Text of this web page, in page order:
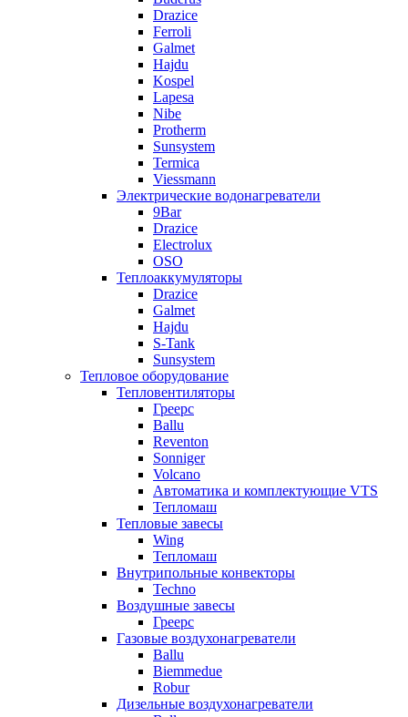
Drazice
Ferroli
Galmet
Hajdu
Kospel
Lapesa
Nibe
Protherm
Sunsystem
Termica
Viessmann
Электрические водонагреватели
9Bar
Drazice
Electrolux
OSO
Теплоаккумуляторы
Drazice
Galmet
Hajdu
S-Tank
Sunsystem
Тепловое оборудование
Тепловентиляторы
Греерс
Ballu
Reventon
Sonniger
Volcano
Автоматика и комплектующие VTS
Тепломаш
Тепловые завесы
Wing
Тепломаш
Внутрипольные конвекторы
Techno
Воздушные завесы
Греерс
Газовые воздухонагреватели
Ballu
Biemmedue
Robur
Дизельные воздухонагреватели